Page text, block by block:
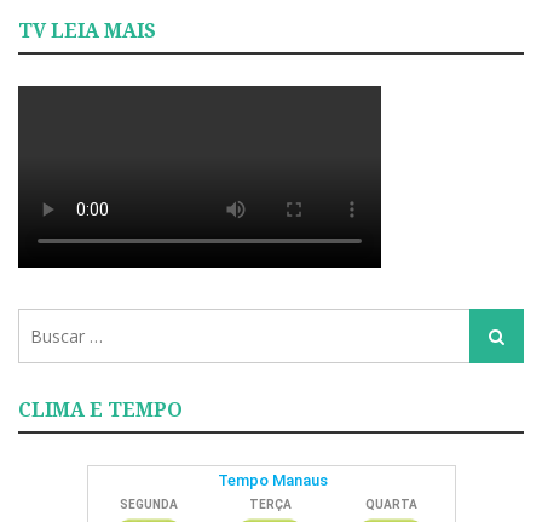
TV LEIA MAIS
para:
Busca
CLIMA E TEMPO